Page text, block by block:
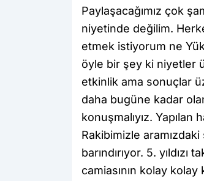
Paylaşacağımız çok
niyetinde değilim.
etmek istiyorum ne
öyle bir şey ki niyetler
etkinlik ama sonuçlar
daha bugüne kadar
konuşmalıyız.
Rakibimizle
barındırıyor. 5.
camiasının kolay